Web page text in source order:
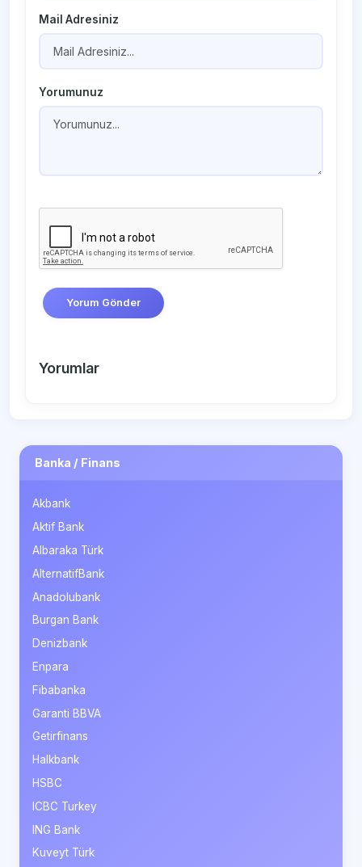
Mail Adresiniz
Yorumunuz
Yorum Gönder
Yorumlar
Banka / Finans
Akbank
Aktif Bank
Albaraka Türk
AlternatifBank
Anadolubank
Burgan Bank
Denizbank
Enpara
Fibabanka
Garanti BBVA
Getirfinans
Halkbank
HSBC
ICBC Turkey
ING Bank
Kuveyt Türk